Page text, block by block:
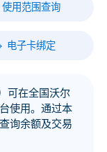
使用范围查询
电子卡绑定
可在全国沃尔
使用。通过本
询余额及交易